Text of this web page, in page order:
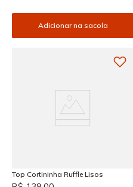
Adicionar na sacola
Top Cortininha Ruffle Lisos